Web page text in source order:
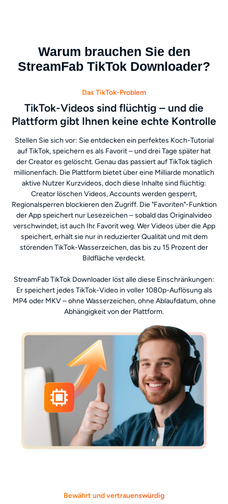
Warum brauchen Sie den
StreamFab TikTok Downloader?
Das TikTok-Problem
TikTok-Videos sind flüchtig – und die
Plattform gibt Ihnen keine echte Kontrolle
Stellen Sie sich vor: Sie entdecken ein perfektes Koch-Tutorial
auf TikTok, speichern es als Favorit – und drei Tage später hat
der Creator es gelöscht. Genau das passiert auf TikTok täglich
millionenfach. Die Plattform bietet über eine Milliarde monatlich
aktive Nutzer Kurzvideos, doch diese Inhalte sind flüchtig:
Creator löschen Videos, Accounts werden gesperrt,
Regionalsperren blockieren den Zugriff. Die "Favoriten"-Funktion
der App speichert nur Lesezeichen – sobald das Originalvideo
verschwindet, ist auch Ihr Favorit weg. Wer Videos über die App
speichert, erhält sie nur in reduzierter Qualität und mit dem
störenden TikTok-Wasserzeichen, das bis zu 15 Prozent der
Bildfläche verdeckt.
StreamFab TikTok Downloader löst alle diese Einschränkungen:
Er speichert jedes TikTok-Video in voller 1080p-Auflösung als
MP4 oder MKV – ohne Wasserzeichen, ohne Ablaufdatum, ohne
Abhängigkeit von der Plattform.
Bewährt und vertrauenswürdig